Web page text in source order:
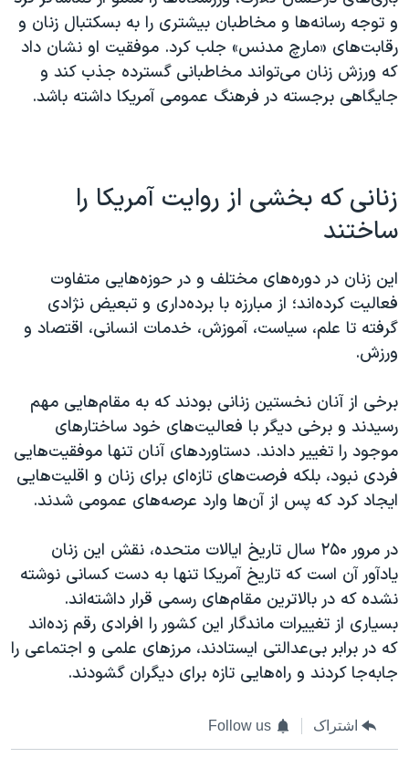
و توجه رسانه‌ها و مخاطبان بیشتری را به بسکتبال زنان و
رقابت‌های «مارچ مدنس» جلب کرد. موفقیت او نشان داد
که ورزش زنان می‌تواند مخاطبانی گسترده جذب کند و
جایگاهی برجسته در فرهنگ عمومی آمریکا داشته باشد.
زنانی که بخشی از روایت آمریکا را
ساختند
این زنان در دوره‌های مختلف و در حوزه‌هایی متفاوت
فعالیت کرده‌اند؛ از مبارزه با برده‌داری و تبعیض نژادی
گرفته تا علم، سیاست، آموزش، خدمات انسانی، اقتصاد و
ورزش.
برخی از آنان نخستین زنانی بودند که به مقام‌هایی مهم
رسیدند و برخی دیگر با فعالیت‌های خود ساختارهای
موجود را تغییر دادند. دستاوردهای آنان تنها موفقیت‌هایی
فردی نبود، بلکه فرصت‌های تازه‌ای برای زنان و اقلیت‌هایی
ایجاد کرد که پس از آن‌ها وارد عرصه‌های عمومی شدند.
در مرور ۲۵۰ سال تاریخ ایالات متحده، نقش این زنان
یادآور آن است که تاریخ آمریکا تنها به دست کسانی نوشته
نشده که در بالاترین مقام‌های رسمی قرار داشته‌اند.
بسیاری از تغییرات ماندگار این کشور را افرادی رقم زده‌اند
که در برابر بی‌عدالتی ایستادند، مرزهای علمی و اجتماعی را
جابه‌جا کردند و راه‌هایی تازه برای دیگران گشودند.
اشتراک Follow us